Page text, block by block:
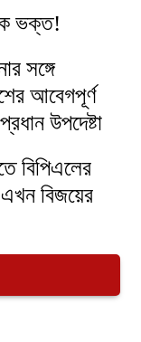
ভক্ত!
সঙ্গে
আবেগপূর্ণ
উপদেষ্টা
বিপিএলের
বিজয়ের